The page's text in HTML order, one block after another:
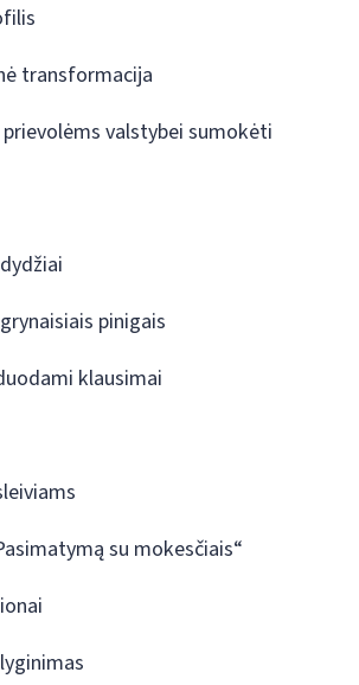
transformacija
prievolėms valstybei sumokėti
pinigais
klausimai
su mokesčiais“